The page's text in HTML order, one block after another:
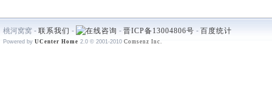
桃河窝窝 - 联系我们 - - 晋ICP备13004806号 - 百度统计
Powered by UCenter Home 2.0 © 2001-2010 Comsenz Inc.